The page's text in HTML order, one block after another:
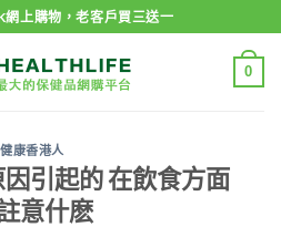
上購物，老客戶買三送一
0
健康香港人
引起的 在飲食方面
意什麽